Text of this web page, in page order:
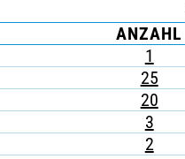
ANZAHL
1
25
20
3
2